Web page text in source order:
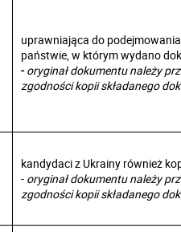
uprawniająca do
państwie, w którym wydano
-oryginał dokumentu należy
zgodności kopii składanego
kandydaci z Ukrainy również
- oryginał dokumentu należy
zgodności kopii składanego